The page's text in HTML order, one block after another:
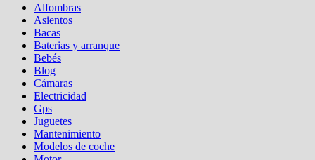
Alfombras
Asientos
Bacas
Baterias y arranque
Bebés
Blog
Cámaras
Electricidad
Gps
Juguetes
Mantenimiento
Modelos de coche